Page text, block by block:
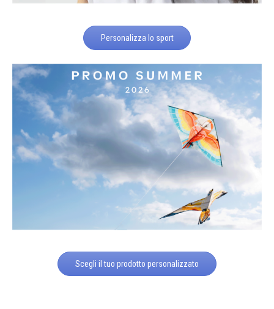
Personalizza lo sport
Scegli il tuo prodotto personalizzato